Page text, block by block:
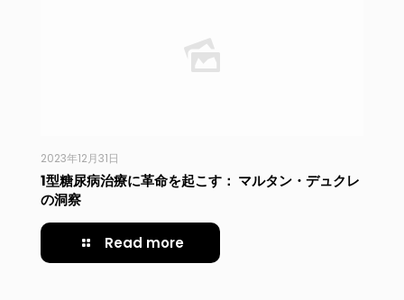
2023年12月31日
1型糖尿病治療に革命を起こす： マルタン・デュクレ
の洞察
Read more